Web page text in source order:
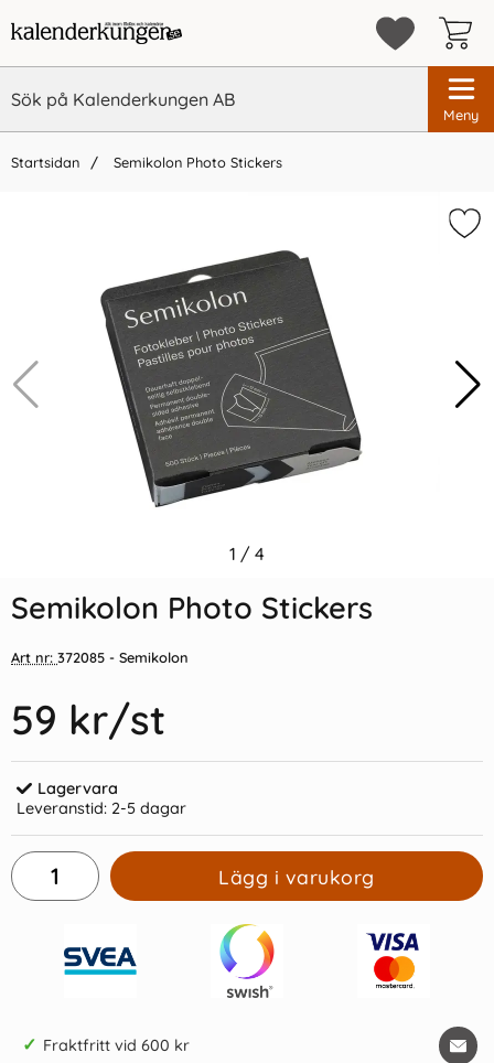
Meny
Startsidan Semikolon Photo Stickers
55 kr/st 239 kr/st
1 / 4
Semikolon Photo Stickers
Art nr: 372085 - Semikolon
59 kr/st
Lagervara
Leveranstid: 2-5 dagar
Lägg i varukorg
✓ Fraktfritt vid 600 kr